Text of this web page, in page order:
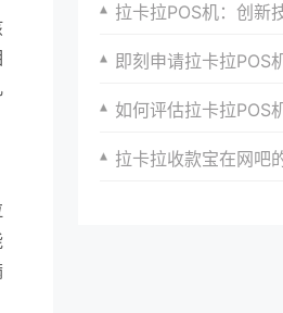
拉卡拉POS机：创新技术，引领
即刻申请拉卡拉POS机
如何评估拉卡拉POS机
拉卡拉收款宝在网吧的收